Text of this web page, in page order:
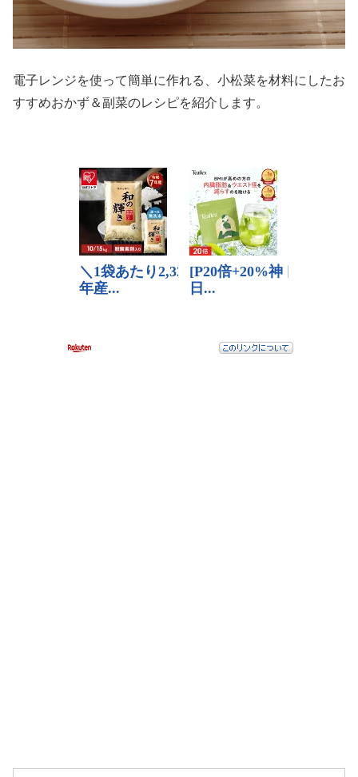
電子レンジを使って簡単に作れる、小松菜を材料にしたお
すすめおかず＆副菜のレシピを紹介します。